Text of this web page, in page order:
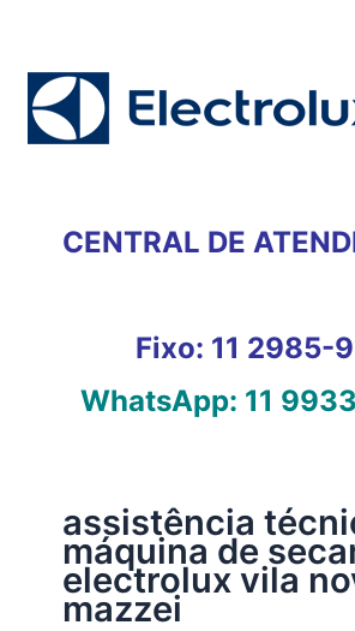
conteúdo
CENTRAL DE
Fixo: 11 2985-
WhatsApp: 11
assistência
máquina de
electrolux vila
mazzei